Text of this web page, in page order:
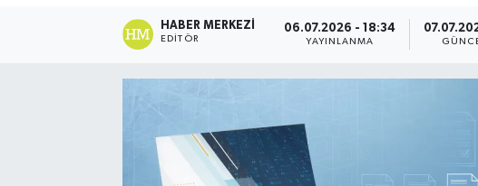
HABER MERKEZI
EDITÖR
06.07.2026 - 18:34
YAYINLANMA